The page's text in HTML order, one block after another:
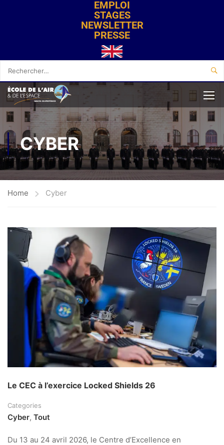
EMPLOI
STAGES
NEWSLETTER
PRESSE
CYBER
Home Cyber
Le CEC à l’exercice Locked Shields 26
Categories
Cyber, Tout
Du 13 au 24 avril 2026, le Centre d’Excellence en